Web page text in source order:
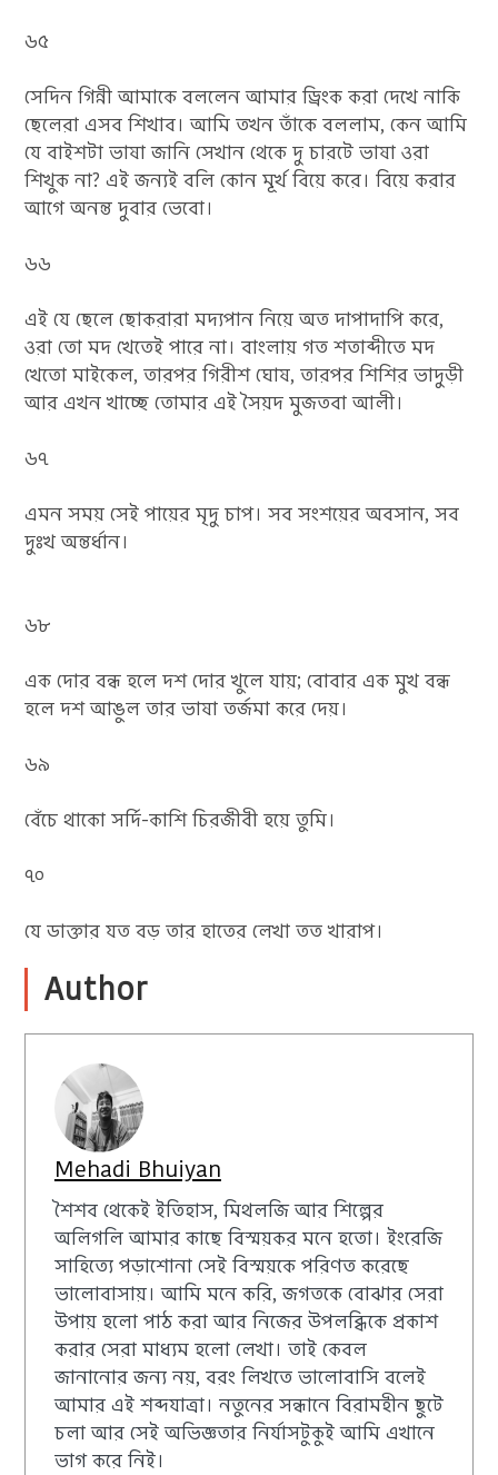
৬৫
সেদিন গিন্নী আমাকে বললেন আমার ড্রিংক করা দেখে নাকি
ছেলেরা এসব শিখাব। আমি তখন তাঁকে বললাম, কেন আমি
যে বাইশটা ভাষা জানি সেখান থেকে দু চারটে ভাষা ওরা
শিখুক না? এই জন্যই বলি কোন মূর্খ বিয়ে করে। বিয়ে করার
আগে অনন্ত দুবার ভেবো।
৬৬
এই যে ছেলে ছোকরারা মদ্যপান নিয়ে অত দাপাদাপি করে,
ওরা তো মদ খেতেই পারে না। বাংলায় গত শতাব্দীতে মদ
খেতো মাইকেল, তারপর গিরীশ ঘোষ, তারপর শিশির ভাদুড়ী
আর এখন খাচ্ছে তোমার এই সৈয়দ মুজতবা আলী।
৬৭
এমন সময় সেই পায়ের মৃদু চাপ। সব সংশয়ের অবসান, সব
দুঃখ অন্তর্ধান।
৬৮
এক দোর বন্ধ হলে দশ দোর খুলে যায়; বোবার এক মুখ বন্ধ
হলে দশ আঙুল তার ভাষা তর্জমা করে দেয়।
৬৯
বেঁচে থাকো সর্দি-কাশি চিরজীবী হয়ে তুমি।
৭০
যে ডাক্তার যত বড় তার হাতের লেখা তত খারাপ।
Author
Mehadi Bhuiyan
শৈশব থেকেই ইতিহাস, মিথলজি আর শিল্পের
অলিগলি আমার কাছে বিস্ময়কর মনে হতো। ইংরেজি
সাহিত্যে পড়াশোনা সেই বিস্ময়কে পরিণত করেছে
ভালোবাসায়। আমি মনে করি, জগতকে বোঝার সেরা
উপায় হলো পাঠ করা আর নিজের উপলব্ধিকে প্রকাশ
করার সেরা মাধ্যম হলো লেখা। তাই কেবল
জানানোর জন্য নয়, বরং লিখতে ভালোবাসি বলেই
আমার এই শব্দযাত্রা। নতুনের সন্ধানে বিরামহীন ছুটে
চলা আর সেই অভিজ্ঞতার নির্যাসটুকুই আমি এখানে
ভাগ করে নিই।